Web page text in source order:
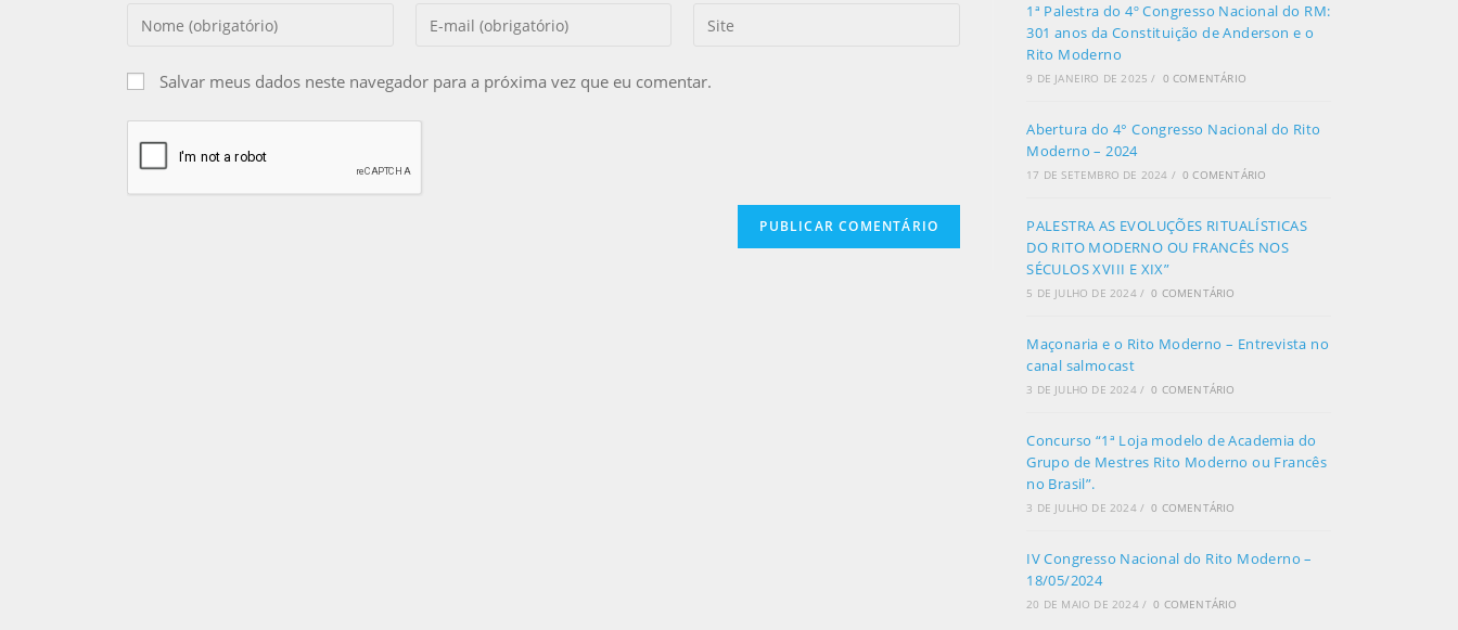
Salvar meus dados neste navegador para a próxima vez que eu comentar.
1ª Palestra do 4º Congresso Nacional do RM:
301 anos da Constituição de Anderson e o
Rito Moderno
9 DE JANEIRO DE 2025 / 0 COMENTÁRIO
Abertura do 4° Congresso Nacional do Rito
Moderno – 2024
17 DE SETEMBRO DE 2024 / 0 COMENTÁRIO
PALESTRA AS EVOLUÇÕES RITUALÍSTICAS
DO RITO MODERNO OU FRANCÊS NOS
SÉCULOS XVIII E XIX”
5 DE JULHO DE 2024 / 0 COMENTÁRIO
Maçonaria e o Rito Moderno – Entrevista no
canal salmocast
3 DE JULHO DE 2024 / 0 COMENTÁRIO
Concurso “1ª Loja modelo de Academia do
Grupo de Mestres Rito Moderno ou Francês
no Brasil”.
3 DE JULHO DE 2024 / 0 COMENTÁRIO
IV Congresso Nacional do Rito Moderno –
18/05/2024
20 DE MAIO DE 2024 / 0 COMENTÁRIO